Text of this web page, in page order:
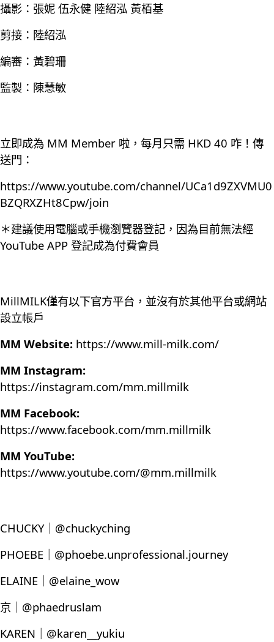
攝影：張妮 伍永健 陸紹泓 黃栢基
剪接：陸紹泓
編審：黃碧珊
監製：陳慧敏
立即成為 MM Member 啦，每月只需 HKD 40 咋！傳
送門：
https://www.youtube.com/channel/UCa1d9ZXVMU0
BZQRXZHt8Cpw/join
＊建議使用電腦或手機瀏覽器登記，因為目前無法經
YouTube APP 登記成為付費會員
MillMILK僅有以下官方平台，並沒有於其他平台或網站
設立帳戶
MM Website: https://www.mill-milk.com/
MM Instagram:
https://instagram.com/mm.millmilk
MM Facebook:
https://www.facebook.com/mm.millmilk
MM YouTube:
https://www.youtube.com/@mm.millmilk
CHUCKY｜@chuckyching
PHOEBE｜@phoebe.unprofessional.journey
ELAINE｜@elaine_wow
京｜@phaedruslam
KAREN｜@karen__yukiu